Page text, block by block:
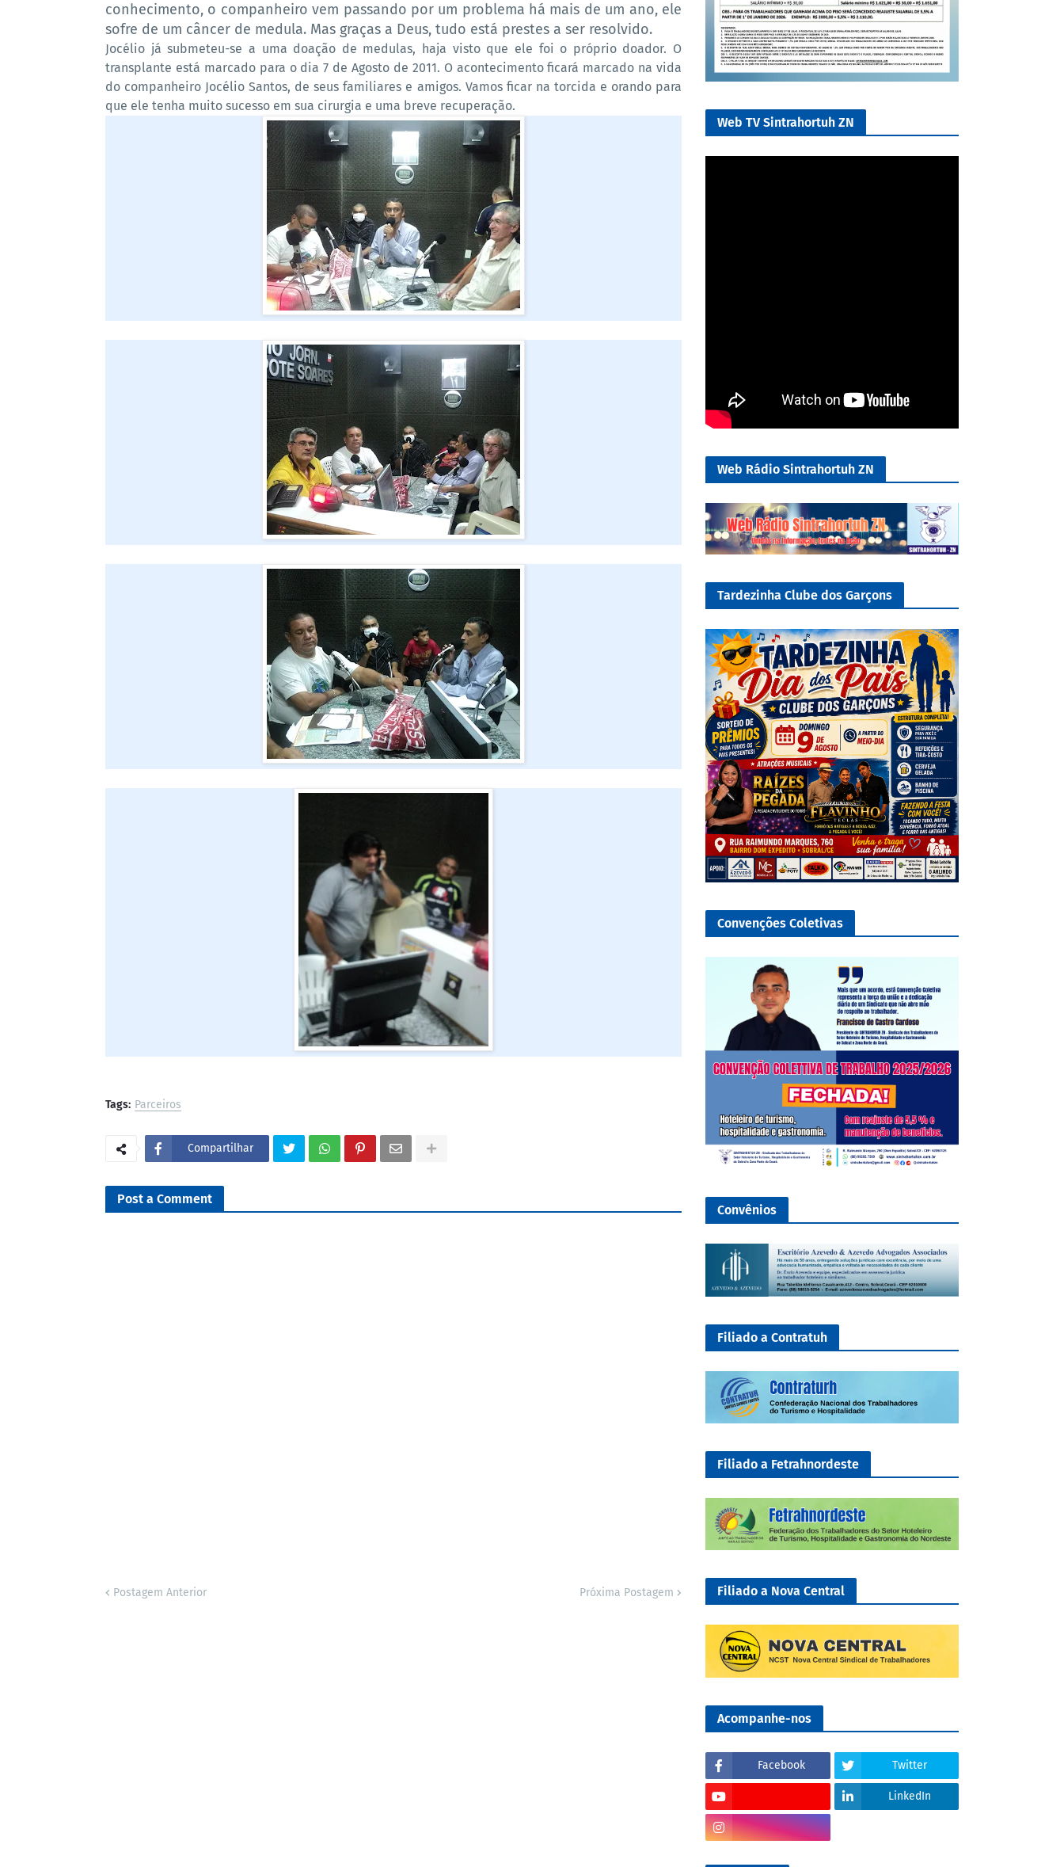
conhecimento, o companheiro vem passando por um problema há mais de um ano, ele
sofre de um câncer de medula. Mas graças a Deus, tudo está prestes a ser resolvido.
Jocélio já submeteu-se a uma doação de medulas, haja visto que ele foi o próprio doador. O
transplante está marcado para o dia 7 de Agosto de 2011. O acontecimento ficará marcado na vida
do companheiro Jocélio Santos, de seus familiares e amigos. Vamos ficar na torcida e orando para
que ele tenha muito sucesso em sua cirurgia e uma breve recuperação.
Tags: Parceiros
Compartilhar
Post a Comment
Postagem Anterior Próxima Postagem
Web TV Sintrahortuh ZN
Web Rádio Sintrahortuh ZN
Tardezinha Clube dos Garçons
Convenções Coletivas
Convênios
Filiado a Contratuh
Filiado a Fetrahnordeste
Filiado a Nova Central
Acompanhe-nos
Facebook Twitter
LinkedIn